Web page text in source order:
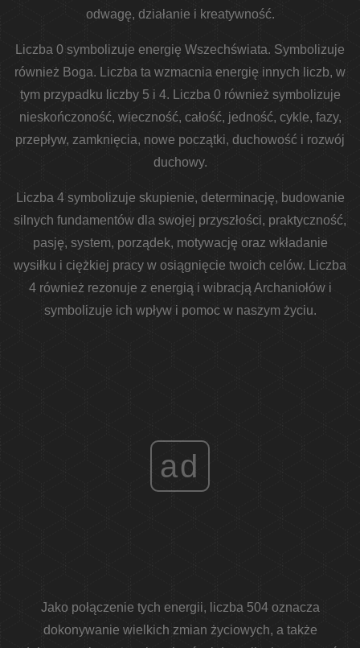
odwagę, działanie i kreatywność.
Liczba 0 symbolizuje energię Wszechświata. Symbolizuje
również Boga. Liczba ta wzmacnia energię innych liczb, w
tym przypadku liczby 5 i 4. Liczba 0 również symbolizuje
nieskończoność, wieczność, całość, jedność, cykle, fazy,
przepływ, zamknięcia, nowe początki, duchowość i rozwój
duchowy.
Liczba 4 symbolizuje skupienie, determinację, budowanie
silnych fundamentów dla swojej przyszłości, praktyczność,
pasję, system, porządek, motywację oraz wkładanie
wysiłku i ciężkiej pracy w osiągnięcie twoich celów. Liczba
4 również rezonuje z energią i wibracją Archaniołów i
symbolizuje ich wpływ i pomoc w naszym życiu.
ad
Jako połączenie tych energii, liczba 504 oznacza
dokonywanie wielkich zmian życiowych, a także